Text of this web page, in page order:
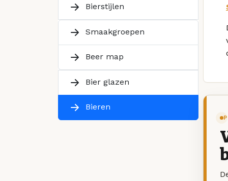
Bierstijlen
Smaakgroepen
Beer map
Bier glazen
Bieren